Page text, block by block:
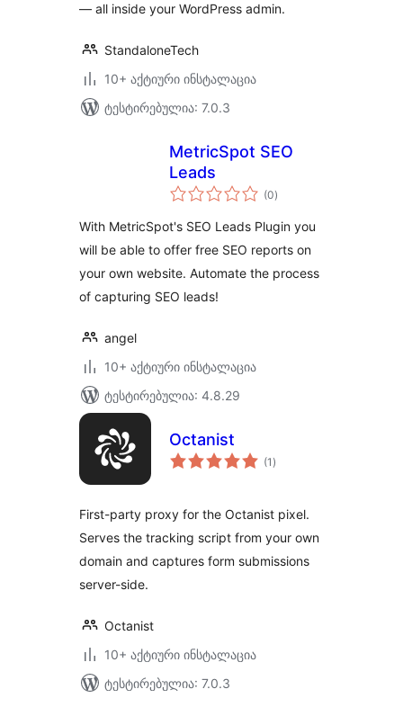
— all inside your WordPress admin.
StandaloneTech
10+ აქტიური ინსტალაცია
ტესტირებულია: 7.0.3
MetricSpot SEO
Leads
(0საერთო
რეიტინგი
)
With MetricSpot's SEO Leads Plugin you
will be able to offer free SEO reports on
your own website. Automate the process
of capturing SEO leads!
angel
10+ აქტიური ინსტალაცია
ტესტირებულია: 4.8.29
Octanist
(1 საერთო
რეიტინგი
)
First-party proxy for the Octanist pixel.
Serves the tracking script from your own
domain and captures form submissions
server-side.
Octanist
10+ აქტიური ინსტალაცია
ტესტირებულია: 7.0.3